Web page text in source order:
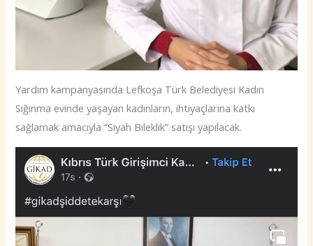
Yardım kampanyasında Lefkoşa Türk Belediyesi Kadın
Sığınma evinde yaşayan kadınların, ihtiyaçlarına katkı
sağlamak amacıyla “Siyah Bileklik” satışı yapılacak.